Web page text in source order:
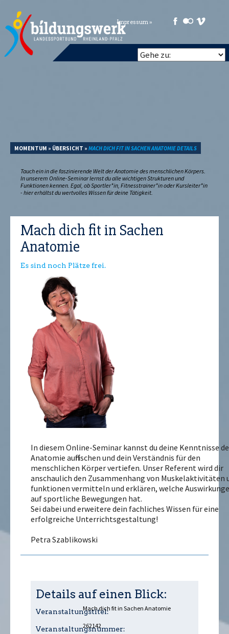
Impressum »
MOMENTUM » ÜBERSICHT » MACH DICH FIT IN SACHEN ANATOMIE DETAILS
Tauch ein in die faszinierende Welt der Anatomie des menschlichen Körpers.
In unserem Online-Seminar lernst du alle wichtigen Strukturen und
Funktionen kennen. Egal, ob Sportler*in, Fitnesstrainer*in oder Kursleiter*in
- hier erhältst du wertvolles Wissen für deine Tätigkeit.
Mach dich fit in Sachen
Anatomie
Es sind noch Plätze frei.
In diesem Online-Seminar kannst du deine Kenntnisse
Anatomie auffrischen und dein Verständnis für den
menschlichen Körper vertiefen. Unser Referent wird dir
anschaulich den Zusammenhang von Muskelaktivitäten
funktionen vermitteln und erklären, welche
auf sportliche Bewegungen hat.
Sei dabei und erweitere dein fachliches Wissen für eine
erfolgreiche Unterrichtsgestaltung!
Petra Szablikowski
Details auf einen Blick:
Veranstaltungstitel:Mach dich fit in Sachen Anatomie
Veranstaltungsnummer:
262142